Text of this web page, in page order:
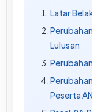
Latar
Lulusan
Peserta AN